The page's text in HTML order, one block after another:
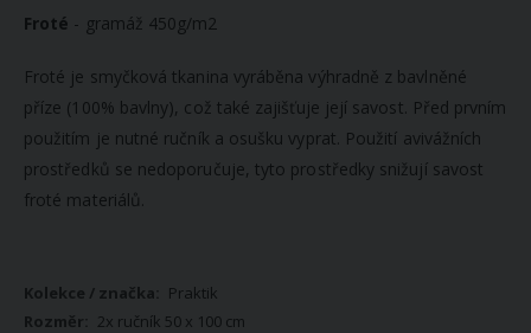
Froté - gramáž 450g/m2
Froté je smyčková tkanina vyráběna výhradně z bavlněné
příze (100% bavlny), což také zajišťuje její savost. Před prvním
použitím je nutné ručník a osušku vyprat. Použití avivážních
prostředků se nedoporučuje, tyto prostředky snižují savost
froté materiálů.
Více
informací
Praktik
2x ručník 50 x 100 cm